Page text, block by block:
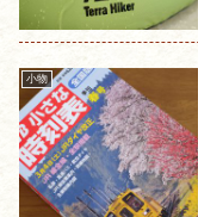
小物